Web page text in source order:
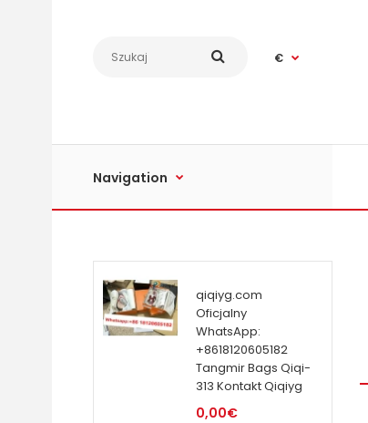
€
Navigation
qiqiyg.com
Oficjalny
WhatsApp:
+8618120605182
Tangmir Bags Qiqi-
313 Kontakt Qiqiyg
0,00€